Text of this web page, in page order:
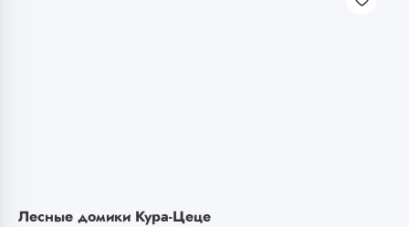
Лесные домики Кура-Цеце